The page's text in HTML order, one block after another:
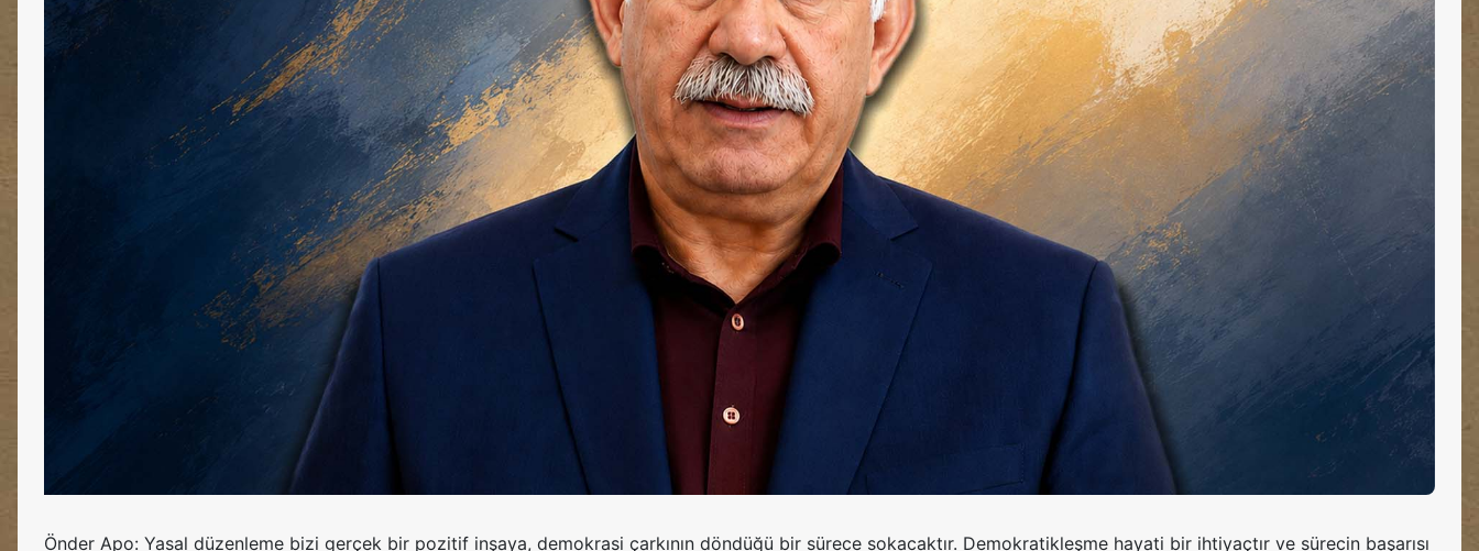
Önder Apo: Yasal düzenleme bizi gerçek bir pozitif inşaya, demokrasi çarkının döndüğü bir sürece sokacaktır. Demokratikleşme hayati bir ihtiyaçtır ve sürecin başarısı